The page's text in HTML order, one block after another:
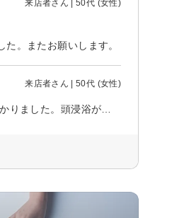
来店者さん | 50代 (女性)
。またお願いします。
来店者さん | 50代 (女性)